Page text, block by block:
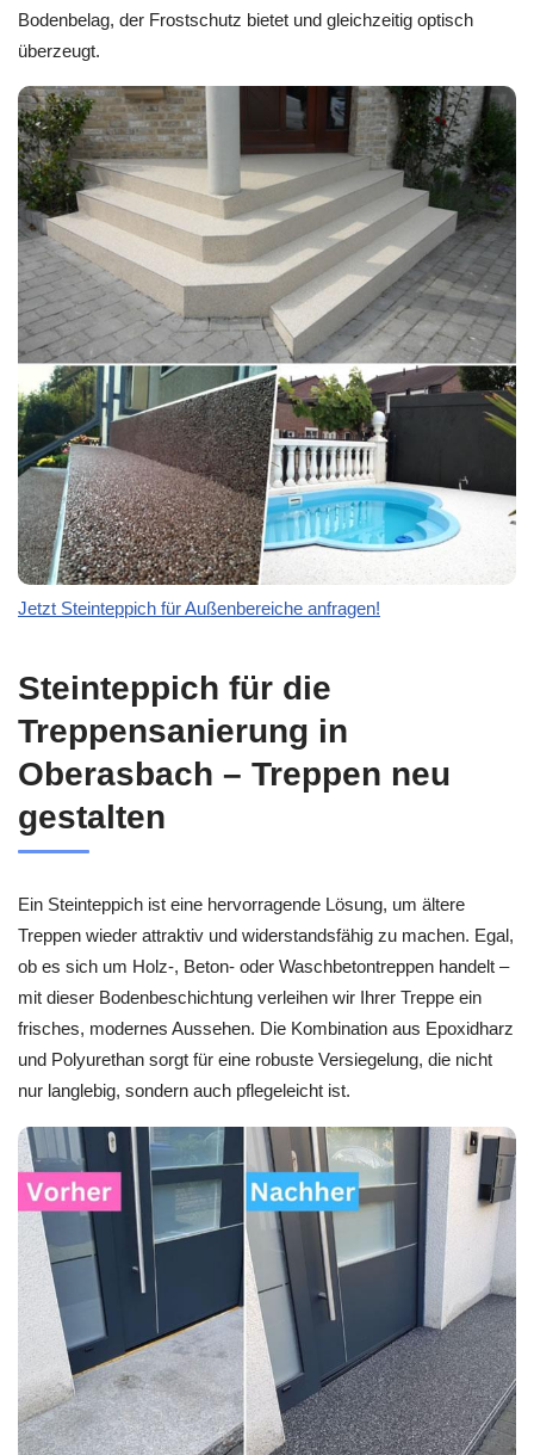
Bodenbelag, der Frostschutz bietet und gleichzeitig optisch
überzeugt.
Jetzt Steinteppich für Außenbereiche anfragen!
Steinteppich für die
Treppensanierung in
Oberasbach – Treppen neu
gestalten
Ein Steinteppich ist eine hervorragende Lösung, um ältere
Treppen wieder attraktiv und widerstandsfähig zu machen. Egal,
ob es sich um Holz-, Beton- oder Waschbetontreppen handelt –
mit dieser Bodenbeschichtung verleihen wir Ihrer Treppe ein
frisches, modernes Aussehen. Die Kombination aus Epoxidharz
und Polyurethan sorgt für eine robuste Versiegelung, die nicht
nur langlebig, sondern auch pflegeleicht ist.